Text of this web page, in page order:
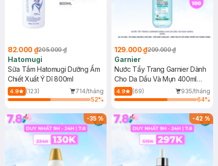
82.000 ₫205.000 ₫
Hatomugi
Sữa Tắm Hatomugi Dưỡng Ẩm
Chiết Xuất Ý Dĩ 800ml
4.9 (123)
714/tháng
52%
129.000 ₫209.000 ₫
Garnier
Nước Tẩy Trang Garnier Dành
Cho Da Dầu Và Mụn 400ml
(Mới)
4.9 (69)
935/tháng
64%
-35% -42%